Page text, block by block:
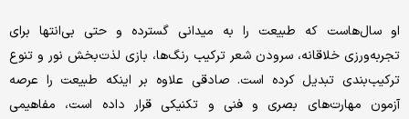
او سال‌هاست که طبیعت را به میدانی گسترده و حتی بی‌انتها برای
تجربه‌ورزی خلاقانه، سرودن شعر ترکیب رنگ‌ها، بازی لذت‌بخش نور و تنوع
ترکیب‌بندی تبدیل کرده است. صادقی علاوه بر اینکه طبیعت را عرصه
آزمون مهارت‌های بصری و فنی و تکنیکی قرار داده است، مفاهیمی